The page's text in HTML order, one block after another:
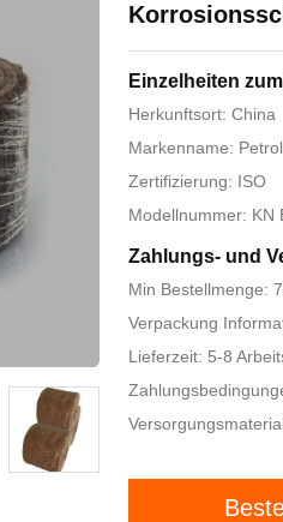
Einzelheiten
Herkunftsort: China
Markenname: Petrol
Zertifizierung: ISO
Modellnummer: KN
Zahlungs- und
Min Bestellmenge:
Verpackung
Lieferzeit: 5-8